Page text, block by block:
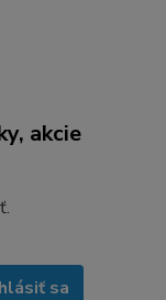
akcie
sa